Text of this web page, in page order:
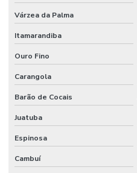
Várzea da Palma
Itamarandiba
Ouro Fino
Carangola
Barão de Cocais
Juatuba
Espinosa
Cambuí